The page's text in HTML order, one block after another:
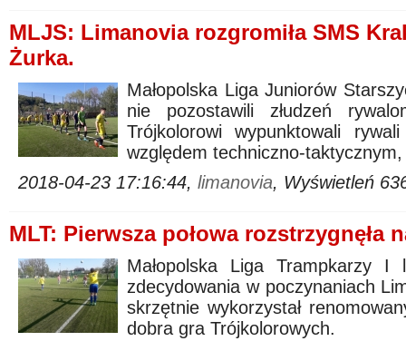
MLJS: Limanovia rozgromiła SMS
Żurka.
Małopolska Liga Juniorów
nie pozostawili złudzeń
Trójkolorowi wypunktowali
względem techniczno-
2018-04-23 17:16:44, limanovia, Wyświetleń
MLT: Pierwsza połowa rozstrzygnęła
Małopolska Liga Trampkarzy
zdecydowania w poczynaniach
skrzętnie wykorzystał
dobra gra Trójkolorowych.